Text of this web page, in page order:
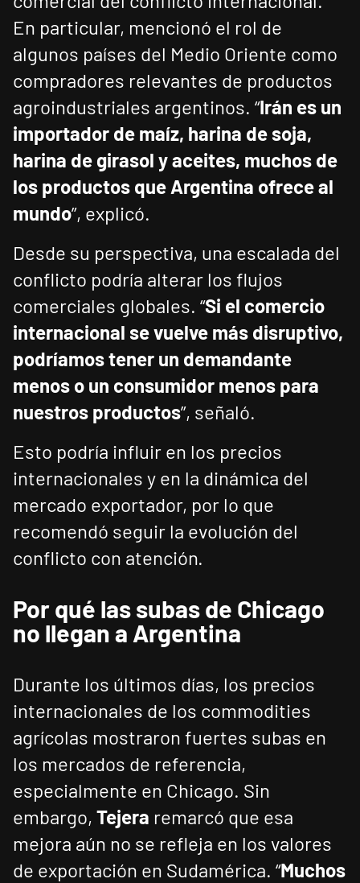
En particular, mencionó el rol de
algunos países del Medio Oriente como
compradores relevantes de productos
agroindustriales argentinos. “Irán es un
importador de maíz, harina de soja,
harina de girasol y aceites, muchos de
los productos que Argentina ofrece al
mundo”, explicó.
Desde su perspectiva, una escalada del
conflicto podría alterar los flujos
comerciales globales. “Si el comercio
internacional se vuelve más disruptivo,
podríamos tener un demandante
menos o un consumidor menos para
nuestros productos”, señaló.
Esto podría influir en los precios
internacionales y en la dinámica del
mercado exportador, por lo que
recomendó seguir la evolución del
conflicto con atención.
Por qué las subas de Chicago
no llegan a Argentina
Durante los últimos días, los precios
internacionales de los commodities
agrícolas mostraron fuertes subas en
los mercados de referencia,
especialmente en Chicago. Sin
embargo, Tejera remarcó que esa
mejora aún no se refleja en los valores
de exportación en Sudamérica. “Muchos